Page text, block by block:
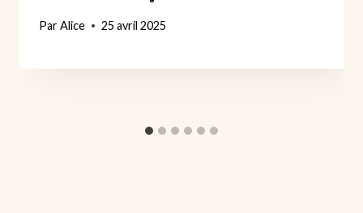
ParAlice 25 avril 2025